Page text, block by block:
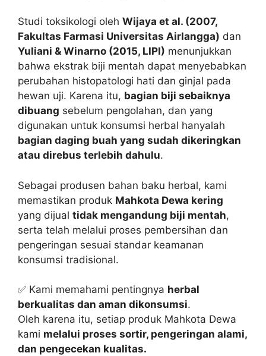
Studi toksikologi oleh Wijaya et al. (2007,
Fakultas Farmasi Universitas Airlangga) dan
Yuliani & Winarno (2015, LIPI) menunjukkan
bahwa ekstrak biji mentah dapat menyebabkan
perubahan histopatologi hati dan ginjal pada
hewan uji. Karena itu, bagian biji sebaiknya
dibuang sebelum pengolahan, dan yang
digunakan untuk konsumsi herbal hanyalah
bagian daging buah yang sudah dikeringkan
atau direbus terlebih dahulu.
Sebagai produsen bahan baku herbal, kami
memastikan produk Mahkota Dewa kering
yang dijual tidak mengandung biji mentah,
serta telah melalui proses pembersihan dan
pengeringan sesuai standar keamanan
konsumsi tradisional.
✅ Kami memahami pentingnya herbal
berkualitas dan aman dikonsumsi.
Oleh karena itu, setiap produk Mahkota Dewa
kami melalui proses sortir, pengeringan alami,
dan pengecekan kualitas.